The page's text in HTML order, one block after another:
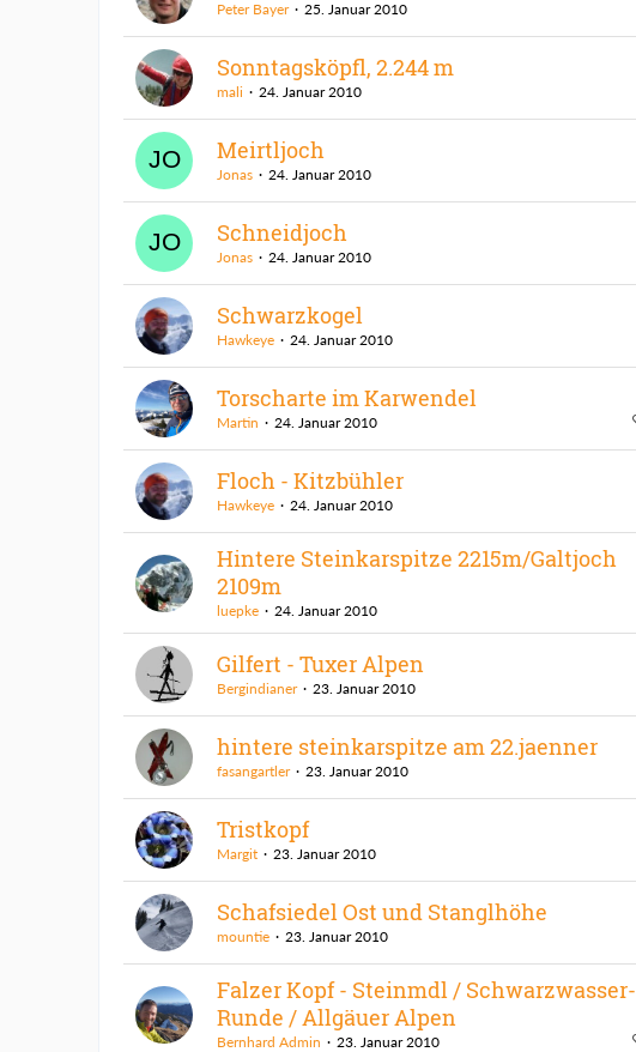
Peter Bayer 25. Januar 2010
Sonntagsköpfl, 2.244 m
mali 24. Januar 2010
Meirtljoch
Jonas 24. Januar 2010
Schneidjoch
Jonas 24. Januar 2010
Schwarzkogel
Hawkeye 24. Januar 2010
Torscharte im Karwendel
Martin 24. Januar 2010
Floch - Kitzbühler
Hawkeye 24. Januar 2010
Hintere Steinkarspitze 2215m/Galtjoch
2109m
luepke 24. Januar 2010
Gilfert - Tuxer Alpen
Bergindianer 23. Januar 2010
hintere steinkarspitze am 22.jaenner
fasangartler 23. Januar 2010
Tristkopf
Margit 23. Januar 2010
Schafsiedel Ost und Stanglhöhe
mountie 23. Januar 2010
Falzer Kopf - Steinmdl / Schwarzwasser-
Runde / Allgäuer Alpen
Bernhard Admin 23. Januar 2010